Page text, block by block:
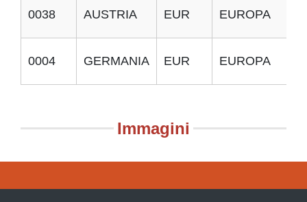
0038 AUSTRIA EUR EUROPA
0004 GERMANIA EUR EUROPA
Immagini